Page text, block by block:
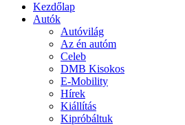
Kezdőlap
Autók
Autóvilág
Az én autóm
Celeb
DMB Kisokos
E-Mobility
Hírek
Kiállítás
Kipróbáltuk